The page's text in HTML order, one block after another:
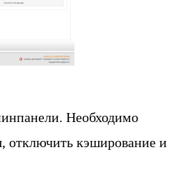
Необходимо
отключить кэширование и